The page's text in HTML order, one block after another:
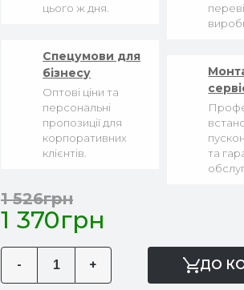
цього ж дня.
Спецумови для
бізнесу
Оптові ціни та
персональні
пропозиції для
корпоративних
клієнтів.
та
1 370грн
1 526грн
- + ДО